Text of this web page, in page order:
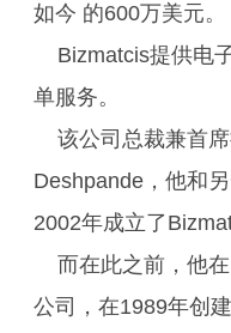
如今 的600万美元。
Bizmatcis提供电
单服务。
该公司总裁兼首
Deshpande，他和
2002年成立了
而在此之前，他
公司，在1989年创